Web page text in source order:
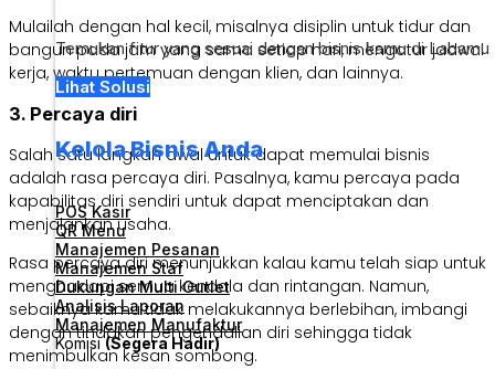
Temukan fitur yang sesuai dengan bisnis kamu di Labamu
Lihat Solusi
Kelola Bisnis Anda
POS Kasir
QR Menu
Manajemen Pesanan
Manajemen Staf
Dukungan Multi Outlet
Analisis Laporan
Manajemen Manufaktur
Komisi(Segera Hadir)
Mulailah dengan hal kecil, misalnya disiplin untuk tidur dan
bangun pada jam yang sama setiap hari, mengatur jadwal
kerja, waktu pertemuan dengan klien, dan lainnya.
3. Percaya diri
Salah satu langkah awal untuk dapat memulai bisnis
adalah rasa percaya diri. Pasalnya, kamu percaya pada
kapabilitas diri sendiri untuk dapat menciptakan dan
menjalankan usaha.
Rasa percaya diri menunjukkan kalau kamu telah siap untuk
menghadapi semua kendala dan rintangan. Namun,
sebaiknya kamu tidak melakukannya berlebihan, imbangi
dengan tindakan pengendalian diri sehingga tidak
menimbulkan kesan sombong.